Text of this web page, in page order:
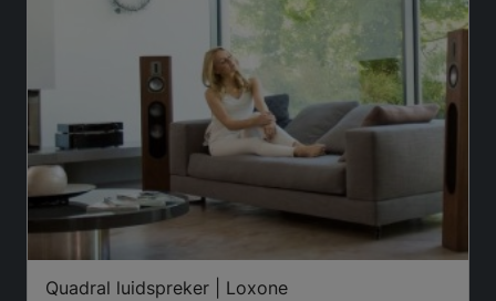
Quadral luidspreker | Loxone